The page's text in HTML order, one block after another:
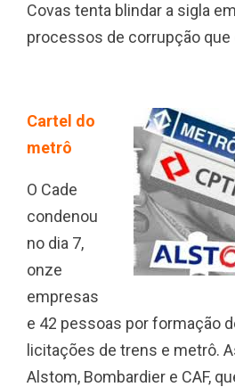
Covas tenta blindar a sigla
processos de corrupção que
Cartel do
metrô
O Cade
condenou
no dia 7,
onze
empresas
e 42 pessoas por formação
licitações de trens e metrô.
Alstom, Bombardier e CAF,